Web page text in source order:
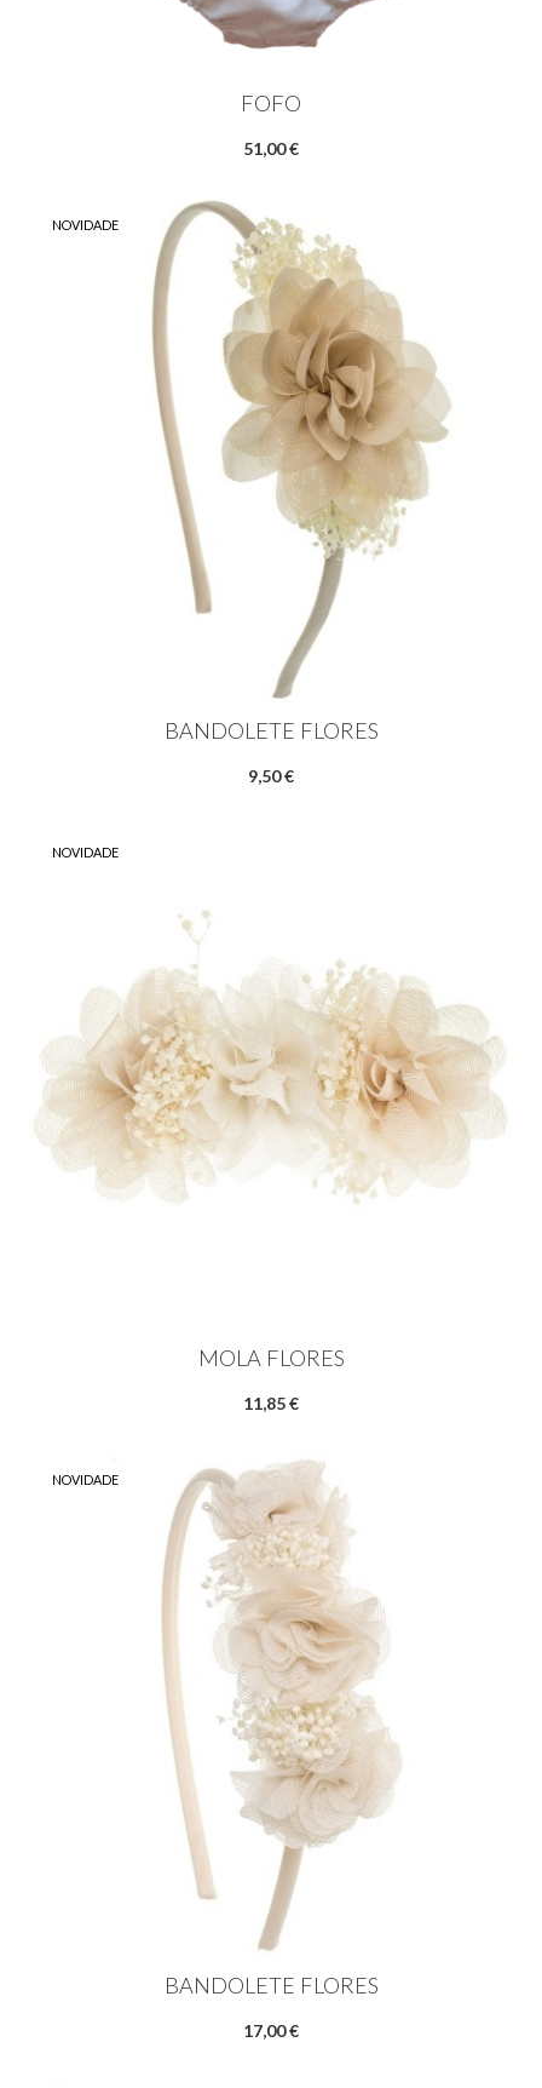
FOFO
51,00 €
NOVIDADE
BANDOLETE FLORES
9,50 €
NOVIDADE
MOLA FLORES
11,85 €
NOVIDADE
BANDOLETE FLORES
17,00 €